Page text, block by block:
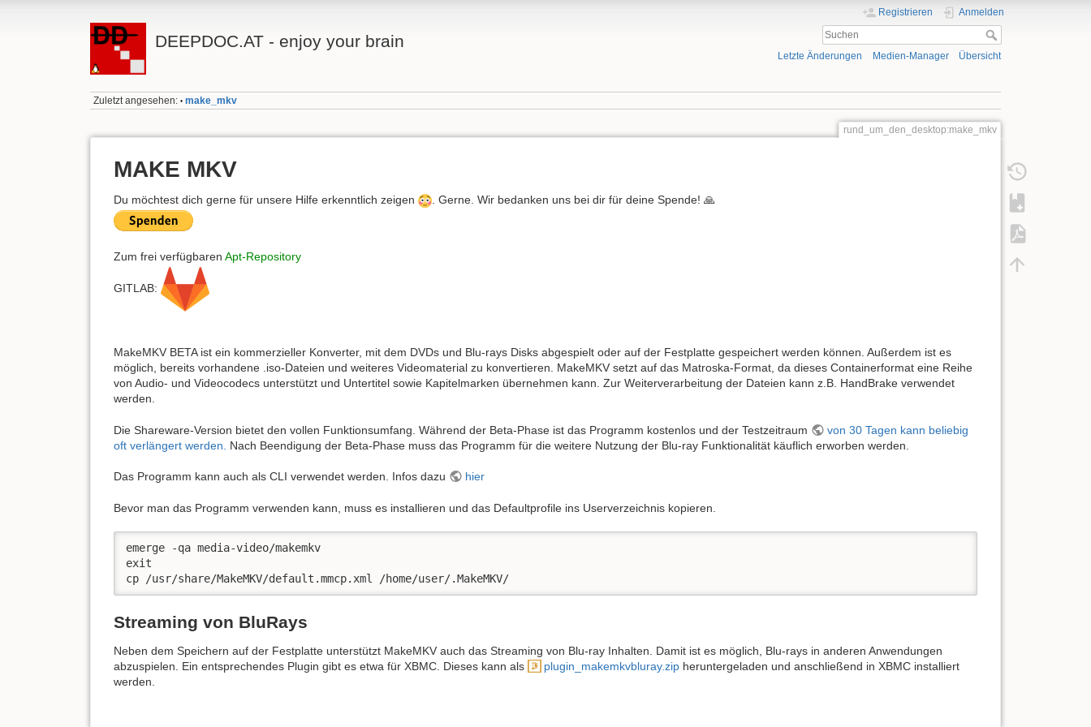
DEEPDOC.AT - enjoy your brain
Registrieren Anmelden
Letzte Änderungen Medien-Manager Übersicht
Zuletzt angesehen: • make_mkv
rund_um_den_desktop:make_mkv
MAKE MKV
Du möchtest dich gerne für unsere Hilfe erkenntlich zeigen . Gerne. Wir bedanken uns bei dir für deine Spende! 🙏
Zum frei verfügbarenApt-Repository
GITLAB:
MakeMKV BETA ist ein kommerzieller Konverter, mit dem DVDs und Blu-rays Disks abgespielt oder auf der Festplatte gespeichert werden können. Außerdem ist es
möglich, bereits vorhandene .iso-Dateien und weiteres Videomaterial zu konvertieren. MakeMKV setzt auf das Matroska-Format, da dieses Containerformat eine Reihe
von Audio- und Videocodecs unterstützt und Untertitel sowie Kapitelmarken übernehmen kann. Zur Weiterverarbeitung der Dateien kann z.B. HandBrake verwendet
werden.
Die Shareware-Version bietet den vollen Funktionsumfang. Während der Beta-Phase ist das Programm kostenlos und der Testzeitraum
von 30 Tagen kann beliebig
oft verlängert werden.
Nach Beendigung der Beta-Phase muss das Programm für die weitere Nutzung der Blu-ray Funktionalität käuflich erworben werden.
Das Programm kann auch als CLI verwendet werden. Infos dazu hier
Bevor man das Programm verwenden kann, muss es installieren und das Defaultprofile ins Userverzeichnis kopieren.
emerge -qa media-video/makemkv
exit
cp /usr/share/MakeMKV/default.mmcp.xml /home/user/.MakeMKV/
Streaming von BluRays
Neben dem Speichern auf der Festplatte unterstützt MakeMKV auch das Streaming von Blu-ray Inhalten. Damit ist es möglich, Blu-rays in anderen Anwendungen
abzuspielen. Ein entsprechendes Plugin gibt es etwa für XBMC. Dieses kann als
plugin_makemkvbluray.zipheruntergeladen und anschließend in XBMC installiert
werden.